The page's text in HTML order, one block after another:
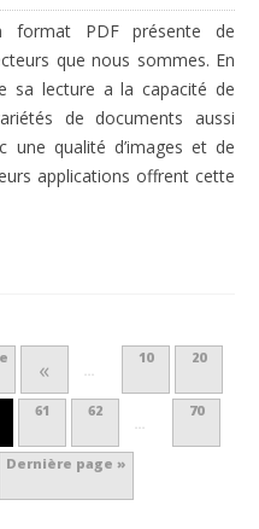
format PDF présente de
que nous sommes. En
sa lecture a la capacité de
de documents aussi
une qualité d’images et de
applications offrent cette
« …
10 20
61 62
…
70
Dernière page »